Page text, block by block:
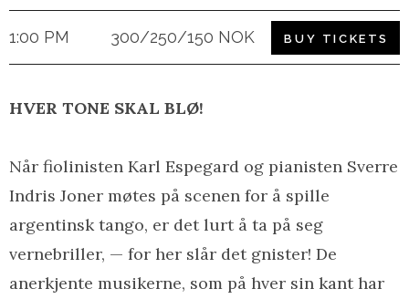
1:00 PM 300/250/150 NOK BUY TICKETS
HVER TONE SKAL BLØ!
Når fiolinisten Karl Espegard og pianisten Sverre
Indris Joner møtes på scenen for å spille
argentinsk tango, er det lurt å ta på seg
vernebriller, — for her slår det gnister! De
anerkjente musikerne, som på hver sin kant har